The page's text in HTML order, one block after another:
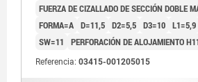
FUERZA DE CIZALLADO DE SECCIÓN DOBLE
FORMA=A D=11,5 D2=5,5 D3=10 L1=5,9
SW=11
PERFORACIÓN DE ALOJAMIENTO
Referencia: 03415-001205015